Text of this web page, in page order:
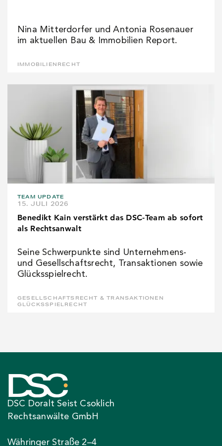
Nina Mitterdorfer und Antonia Rosenauer
im aktuellen Bau & Immobilien Report.
IMMOBILIENRECHT
TEAM UPDATE
15. JULI 2026
Benedikt Kain verstärkt das DSC-Team ab sofort
als Rechtsanwalt
Seine Schwerpunkte sind Unternehmens-
und Gesellschaftsrecht, Transaktionen sowie
Glücksspielrecht.
GESELLSCHAFTSRECHT & TRANSAKTIONEN
GLÜCKSSPIELRECHT
DSC Doralt Seist Csoklich
Rechtsanwälte GmbH
Währinger Straße 2–4